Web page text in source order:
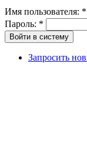
Имя пользователя: *
Пароль: *
Запросить